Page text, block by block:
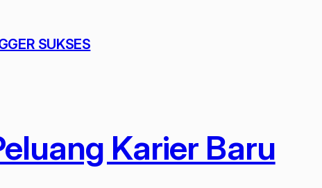
SUKSES
Karier Baru